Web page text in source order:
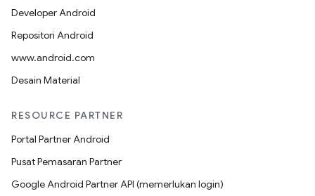
Developer Android
Repositori Android
www.android.com
Desain Material
RESOURCE PARTNER
Portal Partner Android
Pusat Pemasaran Partner
Google Android Partner API (memerlukan login)